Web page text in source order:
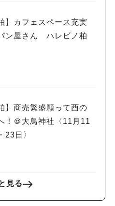
】カフェスペース充実
ン屋さん ハレビノ柏
】商売繁盛願って酉の
！＠大鳥神社〈11月11
23日〉
見る